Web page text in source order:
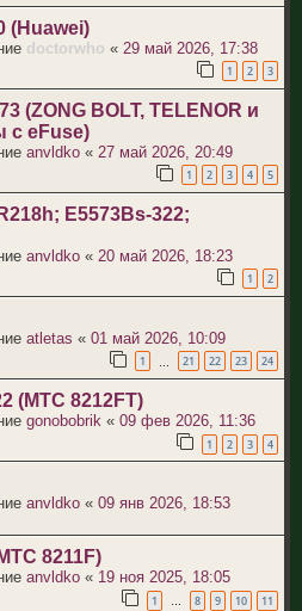
(Huawei)
doctorwho « 29 май 2026, 17:38
1 2 3
(ZONG BOLT, TELENOR и
с eFuse)
anvldko « 27 май 2026, 20:49
1 2 3 4 5
E5573Bs-322;
anvldko « 20 май 2026, 18:23
1 2
atletas « 01 май 2026, 10:09
1 21 22 23 24
(МТС 8212FT)
gonobobrik « 09 фев 2026, 11:36
1 2 3 4
anvldko « 09 янв 2026, 18:53
8211F)
anvldko « 19 ноя 2025, 18:05
1 … 8 9 10 11